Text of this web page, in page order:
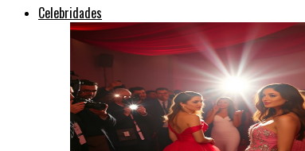
Celebridades